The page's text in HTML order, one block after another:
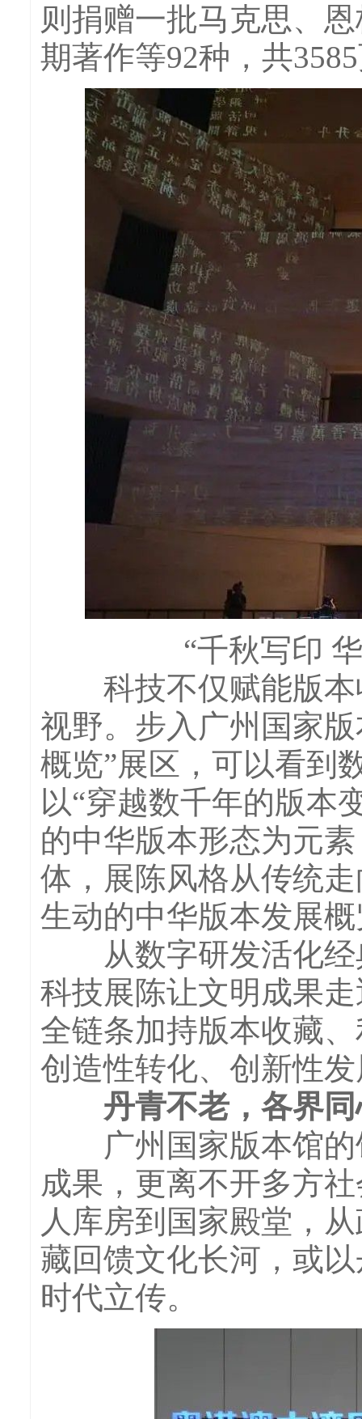
则捐赠一批马克思、
期著作等92种，共
“千秋写印
科技不仅赋能版本
视野。步入广州国家
概览”展区，可以看到
以“穿越数千年的版本
的中华版本形态为元
体，展陈风格从传统
生动的中华版本发展
从数字研发活化经
科技展陈让文明成果
全链条加持版本收藏
创造性转化、创新性
丹青不老，各界同
广州国家版本馆的
成果，更离不开多方
人库房到国家殿堂，
藏回馈文化长河，或
时代立传。